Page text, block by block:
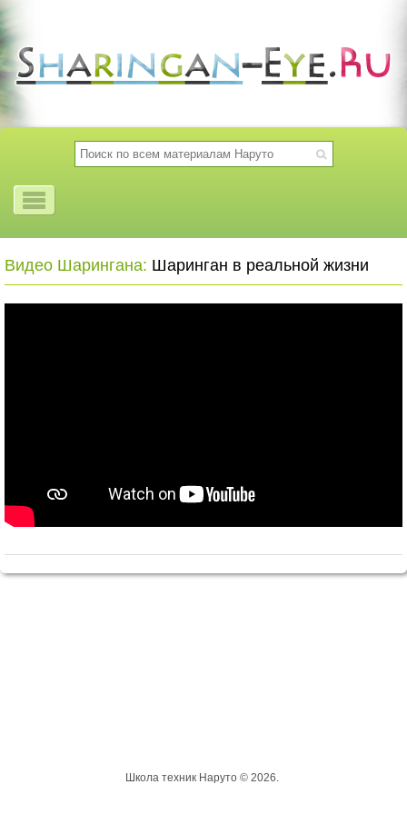
Видео Шарингана: Шаринган в реальной жизни
Школа техник Наруто © 2026.